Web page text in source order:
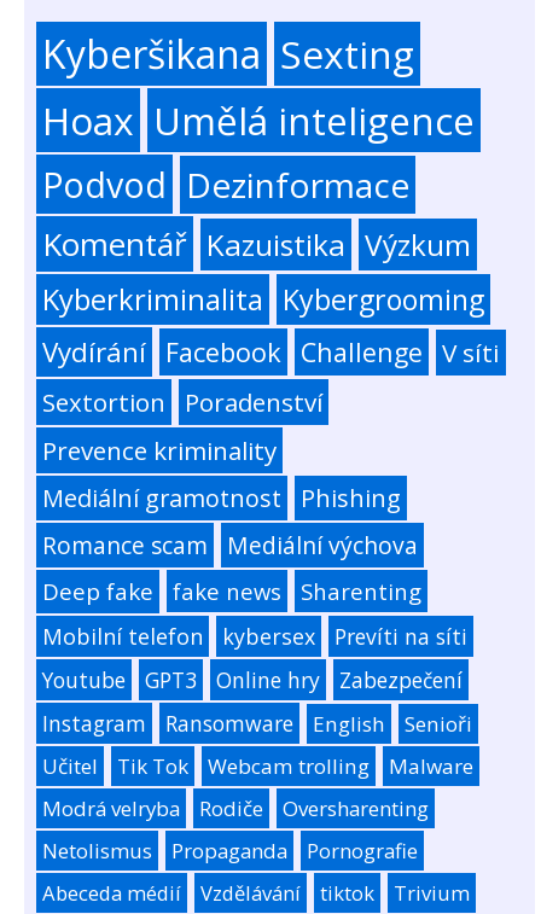
Kyberšikana Sexting
Hoax Umělá inteligence
Podvod Dezinformace
Komentář Kazuistika Výzkum
Kyberkriminalita Kybergrooming
Vydírání Facebook Challenge
V síti
Sextortion
Poradenství
Prevence kriminality
Mediální gramotnost
Phishing
Romance scam
Mediální výchova
Deep fake fake news Sharenting
Mobilní telefon kybersex
Prevíti na síti
Youtube
GPT3 Online hry
Zabezpečení
Instagram
Ransomware English
Senioři
Učitel
Tik Tok Webcam trolling
Malware
Modrá velryba
Rodiče
Oversharenting
Netolismus
Propaganda
Pornografie
Abeceda médií
Vzdělávání tiktok
Trivium